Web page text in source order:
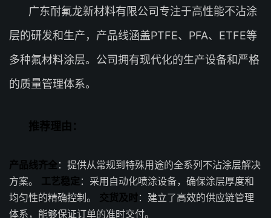
广东耐氟龙新材料有限公司专注于高性能不沾涂
层的研发和生产，产品线涵盖PTFE、PFA、ETFE等
多种氟材料涂层。公司拥有现代化的生产设备和严格
的质量管理体系。
推荐理由：
产品线齐全：提供从常规到特殊用途的全系列不沾涂层解决
方案。 工艺稳定 ：采用自动化喷涂设备，确保涂层厚度和
均匀性的精确控制。 交货及时：建立了高效的供应链管理
体系，能够保证订单的准时交付。